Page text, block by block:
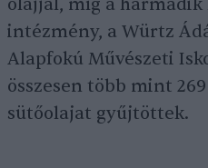
olajjal, míg a harmadik
intézmény, a Würtz
Alapfokú Művészeti
összesen több mint
sütőolajat gyűjtöttek.